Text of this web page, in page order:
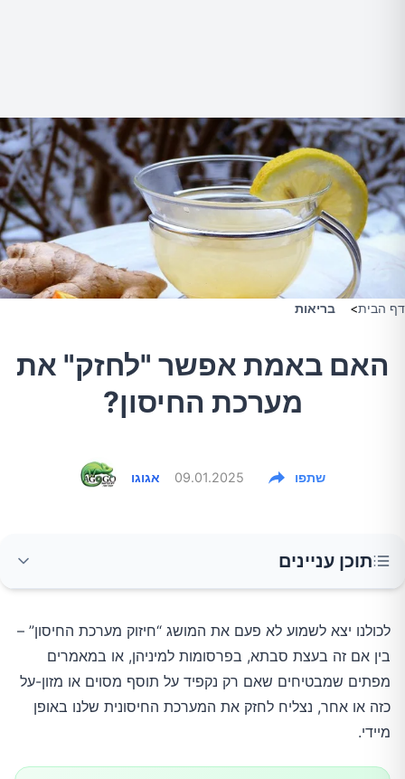
דף הבית> בריאות
האם באמת אפשר "לחזק" את
מערכת החיסון?
אגוגו 09.01.2025 שתפו
תוכן עניינים
מהי בעצם מערכת החיסון?
מדוע המונח "חיזוק" עלול להטעות?
מה באמת יכול לסייע למערכת החיסון?
לכולנו יצא לשמוע לא פעם את המושג “חיזוק מערכת החיסון” –
בין אם זה בעצת סבתא, בפרסומות למיניהן, או במאמרים
מפתים שמבטיחים שאם רק נקפיד על תוסף מסוים או מזון-על
כזה או אחר, נצליח לחזק את המערכת החיסונית שלנו באופן
מיידי.